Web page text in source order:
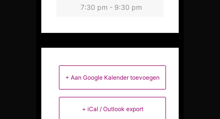
7:30 pm - 9:30 pm
+ Aan Google Kalender toevoegen
+ iCal / Outlook export